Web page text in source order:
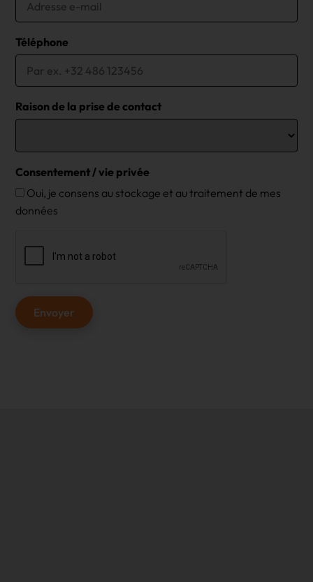
Téléphone
Raison de la prise de contact
Consentement / vie privée
Oui, je consens au stockage et au traitement de mes
données